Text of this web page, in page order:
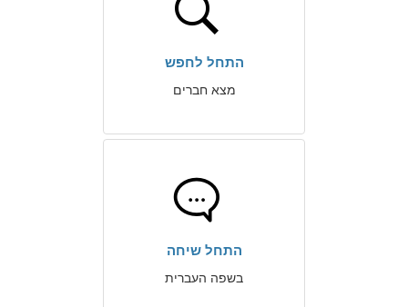
התחל לחפש
מצא חברים
התחל שיחה
בשפה העברית